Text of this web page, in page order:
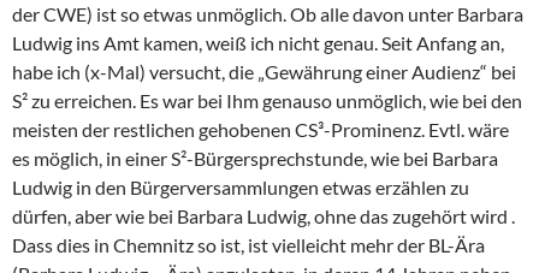
der CWE) ist so etwas unmöglich. Ob alle davon unter Barbara
Ludwig ins Amt kamen, weiß ich nicht genau. Seit Anfang an,
habe ich (x-Mal) versucht, die „Gewährung einer Audienz“ bei
S² zu erreichen. Es war bei Ihm genauso unmöglich, wie bei den
meisten der restlichen gehobenen CS³-Prominenz. Evtl. wäre
es möglich, in einer S²-Bürgersprechstunde, wie bei Barbara
Ludwig in den Bürgerversammlungen etwas erzählen zu
dürfen, aber wie bei Barbara Ludwig, ohne das zugehört wird .
Dass dies in Chemnitz so ist, ist vielleicht mehr der BL-Ära